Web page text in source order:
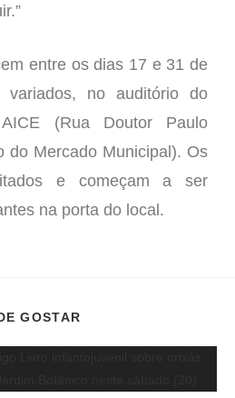
entre os dias 17 e 31 de
variados, no auditório do
(Rua Doutor Paulo
do Mercado Municipal). Os
e começam a ser
na porta do local.
GOSTAR